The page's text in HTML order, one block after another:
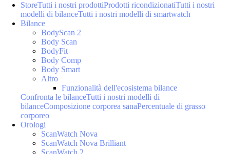
StoreTutti i nostri prodottiProdotti ricondizionatiTutti i nostri
modelli di bilanceTutti i nostri modelli di smartwatch
Bilance
BodyScan 2
Body Scan
BodyFit
Body Comp
Body Smart
Altro
Funzionalità dell'ecosistema bilance
Confronta le bilanceTutti i nostri modelli di
bilanceComposizione corporea sanaPercentuale di grasso
corporeo
Orologi
ScanWatch Nova
ScanWatch Nova Brilliant
ScanWatch 2